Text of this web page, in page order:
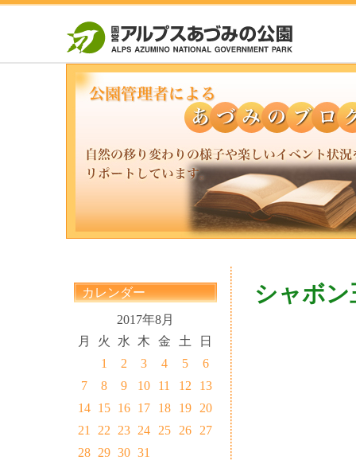
カレンダー
2017年8月
月
火 水 木 金 土 日
1 2 3 4 5
6
7
8 9 10 11 12
13
14 15 16 17 18 19
20
21
22 23 24 25 26
27
28 29 30 31
シャボン